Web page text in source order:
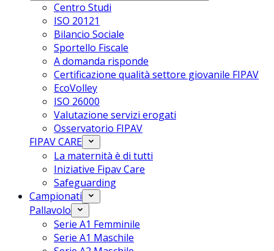
Centro Studi
ISO 20121
Bilancio Sociale
Sportello Fiscale
A domanda risponde
Certificazione qualità settore giovanile FIPAV
EcoVolley
ISO 26000
Valutazione servizi erogati
Osservatorio FIPAV
FIPAV CARE
La maternità è di tutti
Iniziative Fipav Care
Safeguarding
Campionati
Pallavolo
Serie A1 Femminile
Serie A1 Maschile